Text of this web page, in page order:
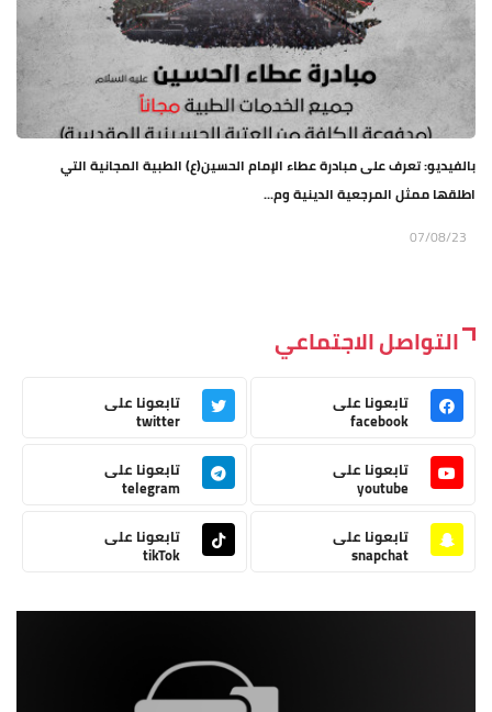
بالفيديو: تعرف على مبادرة عطاء الإمام الحسين(ع) الطبية المجانية التي
اطلقها ممثل المرجعية الدينية وم...
07/08/23
التواصل الاجتماعي
تابعونا على
facebook
تابعونا على
twitter
تابعونا على
youtube
تابعونا على
telegram
تابعونا على
snapchat
تابعونا على
tikTok